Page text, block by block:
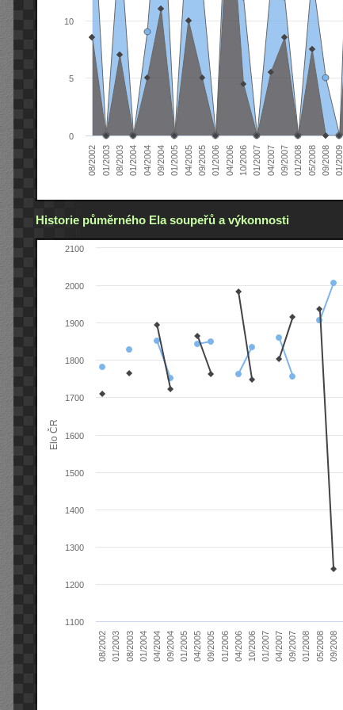
08/2002 01/2003 08/2003 01/2004 04/2004 09/2004 01/2005 04/2005 09/2005 01/2006 04/2006 10/2006 01/2007 04/2007 09/2007 01/2008 05/2008 09/2008 01/2009
0
5
10
Historie půměrného Ela soupeřů a výkonnosti
Elo ČR
08/2002 01/2003 08/2003 01/2004 04/2004 09/2004 01/2005 04/2005 09/2005 01/2006 04/2006 10/2006 01/2007 04/2007 09/2007 01/2008 05/2008 09/2008
1100
1200
1300
1400
1500
1600
1700
1800
1900
2000
2100